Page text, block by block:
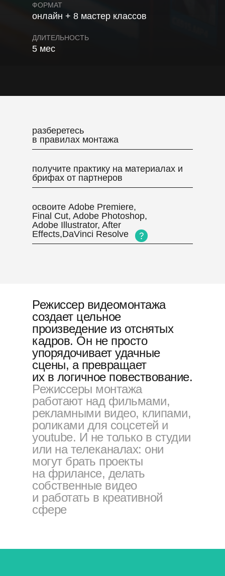
онлайн + 8 мастер классов
ФОРМАТ
5 мес
ДЛИТЕЛЬНОСТЬ
разберетесь
в правилах монтажа
получите практику на материалах и
брифах от партнеров
освоите Adobe Premiere,
Final Cut, Adobe Photoshop,
Adobe Illustrator, After
Effects,DaVinci Resolve
Режиссер видеомонтажа
создает цельное
произведение из отснятых
кадров. Он не просто
упорядочивает удачные
сцены, а превращает
их в логичное повествование.
Режиссеры монтажа
работают над фильмами,
рекламными видео, клипами,
роликами для соцсетей и
youtube. И не только в студии
или на телеканалах: они
могут брать проекты
на фрилансе, делать
собственные видео
и работать в креативной
сфере